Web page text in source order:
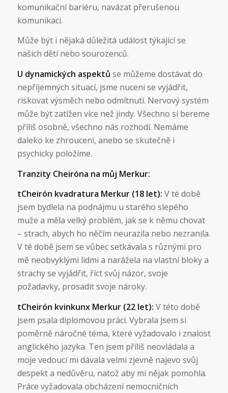
komunikační bariéru, navázat přerušenou
komunikaci.
Může být i nějaká důležitá událost týkající se
našich dětí nebo sourozenců.
U dynamických aspektů se můžeme dostávat do
nepříjemných situací, jsme nuceni se vyjádřit,
riskovat výsměch nebo odmítnutí. Nervový systém
může být zatížen více než jindy. Všechno si bereme
příliš osobně, všechno nás rozhodí. Nemáme
daleko ke zhroucení, anebo se skutečně i
psychicky položíme.
Tranzity Cheiróna na můj Merkur:
tCheirón kvadratura Merkur (18 let): V té době
jsem bydlela na podnájmu u starého slepého
muže a měla velký problém, jak se k němu chovat
– strach, abych ho něčím neurazila nebo nezranila.
V té době jsem se vůbec setkávala s různými pro
mě neobvyklými lidmi a narážela na vlastní bloky a
strachy se vyjádřit, říct svůj názor, svoje
požadavky, prosadit svoje nároky.
tCheirón kvinkunx Merkur (22 let): V této době
jsem psala diplomovou práci. Vybrala jsem si
poměrně náročné téma, které vyžadovalo i znalost
anglického jazyka. Ten jsem příliš neovládala a
moje vedoucí mi dávala velmi zjevně najevo svůj
despekt a nedůvěru, natož aby mi nějak pomohla.
Práce vyžadovala obcházení nemocničních